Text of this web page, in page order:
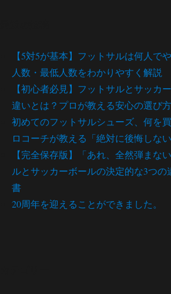
【5対5が基本】フットサルは何人で
人数・最低人数をわかりやすく解説
【初心者必見】フットサルとサッカ
違いとは？プロが教える安心の選び方
初めてのフットサルシューズ、何を
ロコーチが教える「絶対に後悔しな
【完全保存版】「あれ、全然弾まな
ルとサッカーボールの決定的な3つ
書
20周年を迎えることができました。